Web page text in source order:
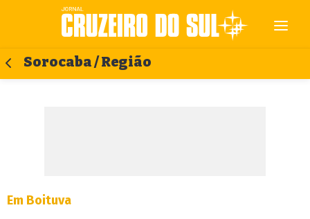
Sorocaba / Região
Em Boituva